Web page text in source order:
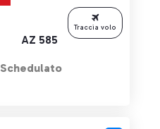
AZ 585
Schedulato
Traccia volo